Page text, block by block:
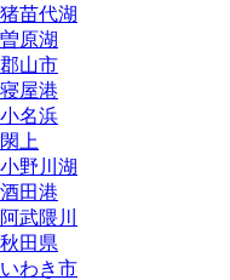
猪苗代湖
曽原湖
郡山市
寝屋港
小名浜
閖上
小野川湖
酒田港
阿武隈川
秋田県
いわき市